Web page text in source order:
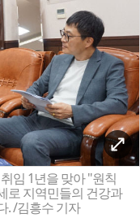
임 1년을 맞아 "원칙
로 지역민들의 건강과
. /김흥수 기자